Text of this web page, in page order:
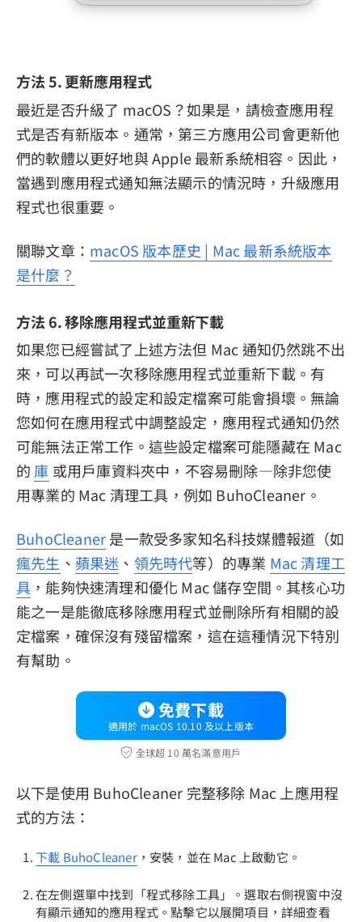
方法 5. 更新應用程式
最近是否升級了 macOS？如果是，請檢查應用程
式是否有新版本。通常，第三方應用公司會更新他
們的軟體以更好地與 Apple 最新系統相容。因此，
當遇到應用程式通知無法顯示的情況時，升級應用
程式也很重要。
關聯文章： macOS 版本歷史 | Mac 最新系統版本
是什麼？
方法 6. 移除應用程式並重新下載
如果您已經嘗試了上述方法但 Mac 通知仍然跳不出
來，可以再試一次移除應用程式並重新下載。有
時，應用程式的設定和設定檔案可能會損壞。無論
您如何在應用程式中調整設定，應用程式通知仍然
可能無法正常工作。這些設定檔案可能隱藏在 Mac
的 庫 或用戶庫資料夾中，不容易刪除—除非您使
用專業的 Mac 清理工具，例如 BuhoCleaner。
BuhoCleaner是一款受多家知名科技媒體報道（如
瘋先生 、 蘋果迷 、 領先時代等）的專業 Mac 清理工
具 ，能夠快速清理和優化 Mac 儲存空間。其核心功
能之一是能徹底移除應用程式並刪除所有相關的設
定檔案，確保沒有殘留檔案，這在這種情況下特別
有幫助。
免費下載
適用於 macOS 10.10 及以上版本
全球超 10 萬名滿意用戶
以下是使用 BuhoCleaner 完整移除 Mac 上應用程
式的方法：
下載 BuhoCleaner，安裝，並在 Mac 上啟動它。
在左側選單中找到「程式移除工具」。選取右側視窗中沒
有顯示通知的應用程式。點擊它以展開項目，詳細查看